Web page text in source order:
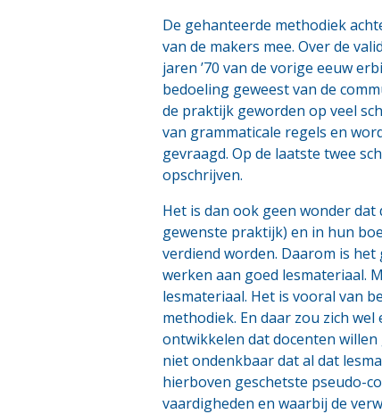
De gehanteerde methodiek
van de makers mee. Over de
jaren ’70 van de vorige eeuw
bedoeling geweest van de
de praktijk geworden op veel
van grammaticale regels en
gevraagd. Op de laatste twee
opschrijven.
Het is dan ook geen wonder
gewenste praktijk) en in hun
verdiend worden. Daarom is
werken aan goed lesmateriaal.
lesmateriaal. Het is vooral van
methodiek. En daar zou zich
ontwikkelen dat docenten
niet ondenkbaar dat al dat
hierboven geschetste pseudo-
vaardigheden en waarbij de